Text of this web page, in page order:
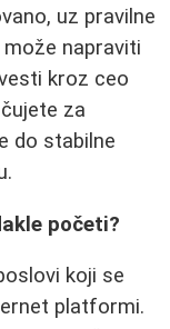
uz pravilne
napraviti
kroz ceo
za
do stabilne
početi?
koji se
platformi.